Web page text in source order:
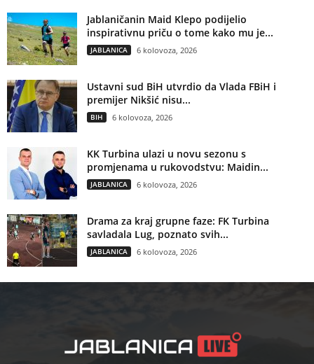
Jablaničanin Maid Klepo podijelio
inspirativnu priču o tome kako mu je...
JABLANICA 6 kolovoza, 2026
Ustavni sud BiH utvrdio da Vlada FBiH i
premijer Nikšić nisu...
BIH 6 kolovoza, 2026
KK Turbina ulazi u novu sezonu s
promjenama u rukovodstvu: Maidin...
JABLANICA 6 kolovoza, 2026
Drama za kraj grupne faze: FK Turbina
savladala Lug, poznato svih...
JABLANICA 6 kolovoza, 2026